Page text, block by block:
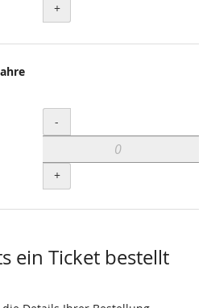
+
Menge
-
+
ein Ticket bestellt